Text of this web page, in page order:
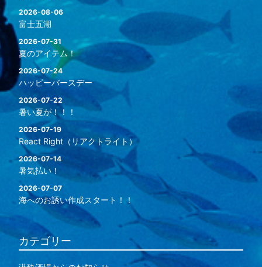
2026-08-06
富士五湖
2026-07-31
夏のアイテム！
2026-07-24
ハッピーバースデー
2026-07-22
暑い夏が！！！
2026-07-19
React Right（リアクトライト）
2026-07-14
暑気払い！
2026-07-07
海へのお誘い作成スタート！！
カテゴリー